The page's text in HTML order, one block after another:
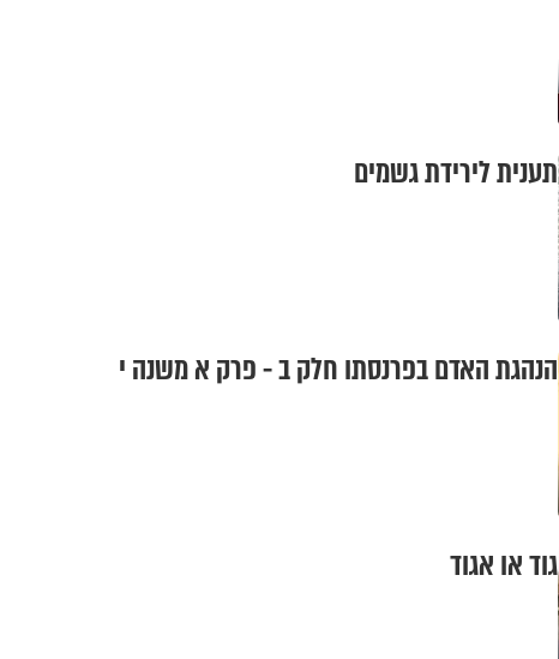
תענית לירידת גשמים
הנהגת האדם בפרנסתו חלק ב - פרק א משנה י
גוד או אגוד